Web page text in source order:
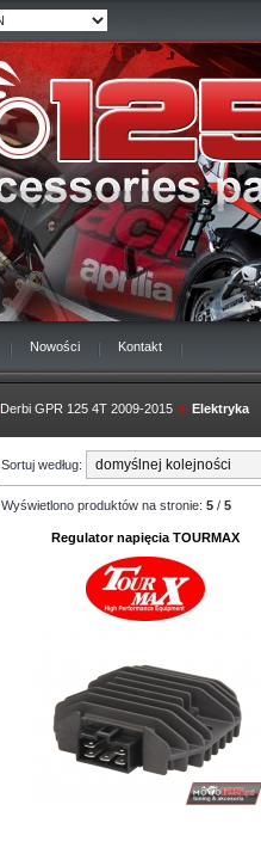
Nowości Kontakt
Derbi GPR 125 4T 2009-2015 » Elektryka
Sortuj według:
Wyświetlono produktów na stronie: 5 / 5
Regulator napięcia TOURMAX